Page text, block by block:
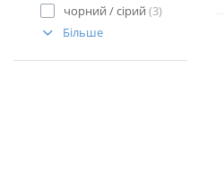
чорний / сірий (3)
Більше